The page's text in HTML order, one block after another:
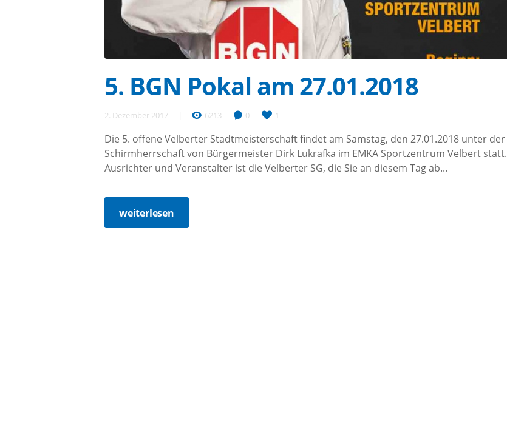
5. BGN Pokal am 27.01.2018
2. Dezember 2017 6213 0 1
Die 5. offene Velberter Stadtmeisterschaft findet am Samstag, den 27.01.2018 unter der
Schirmherrschaft von Bürgermeister Dirk Lukrafka im EMKA Sportzentrum Velbert statt.
Ausrichter und Veranstalter ist die Velberter SG, die Sie an diesem Tag ab...
weiterlesen